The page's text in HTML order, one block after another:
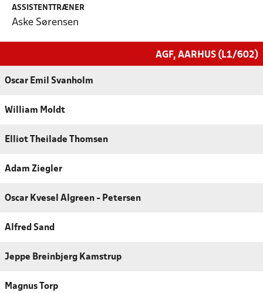
ASSISTENTTRÆNER
Aske Sørensen
AGF, AARHUS (L1/602)
Oscar Emil Svanholm
William Moldt
Elliot Theilade Thomsen
Adam Ziegler
Oscar Kvesel Algreen - Petersen
Alfred Sand
Jeppe Breinbjerg Kamstrup
Magnus Torp